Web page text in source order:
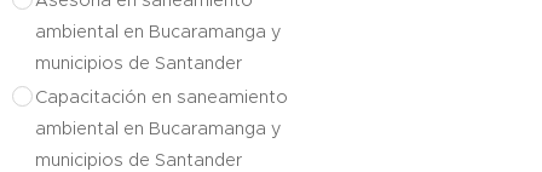
ambiental en Bucaramanga y
municipios de Santander
Capacitación en saneamiento
ambiental en Bucaramanga y
municipios de Santander